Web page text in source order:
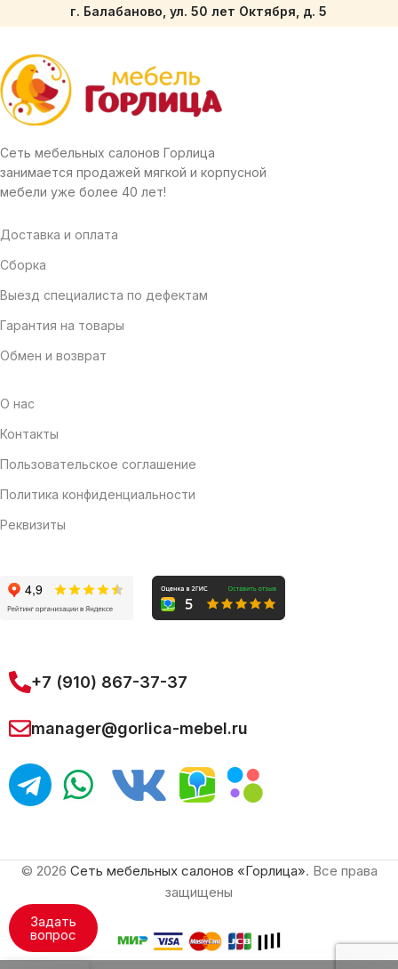
г. Балабаново, ул. 50 лет Октября, д. 5
Сеть мебельных салонов Горлица
занимается продажей мягкой и корпусной
мебели уже более 40 лет!
Доставка и оплата
Сборка
Выезд специалиста по дефектам
Гарантия на товары
Обмен и возврат
О нас
Контакты
Пользовательское соглашение
Политика конфиденциальности
Реквизиты
+7 (910) 867-37-37
manager@gorlica-mebel.ru
Задать
вопрос
© 2026 Сеть мебельных салонов «Горлица». Все права
защищены